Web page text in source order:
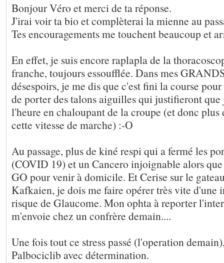
Bonjour Véro et merci de ta réponse.
J'irai voir ta bio et complèterai la mienne au
Tes encouragements me touchent beaucoup et
En effet, je suis encore raplapla de la
franche, toujours essoufflée. Dans mes
désespoirs, je me dis que c'est fini la course
de porter des talons aiguilles qui justifieront que
l'heure en chaloupant de la croupe (et donc plus
cette vitesse de marche) :-O
Au passage, plus de kiné respi qui a fermé les
(COVID 19) et un Cancero injoignable alors
GO pour venir à domicile. Et Cerise sur le
Kafkaien, je dois me faire opérer très vite d'une
risque de Glaucome. Mon ophta à reporter
m'envoie chez un confrère demain....
Une fois tout ce stress passé (l'operation
Palbociclib avec détermination.